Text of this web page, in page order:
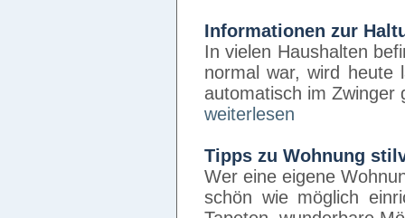
Informationen zur
In vielen Haushalten
normal war, wird heute
automatisch im
weiterlesen
Tipps zu Wohnung
Wer eine eigene
schön wie möglich